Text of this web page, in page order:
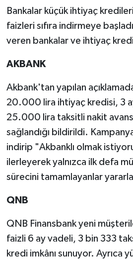
Bankalar küçük ihtiyaç
faizleri sıfıra indirmeye
veren bankalar ve ihtiyaç
AKBANK
Akbank'tan yapılan
20.000 lira ihtiyaç kredisi, 3
25.000 lira taksitli nakit avans
sağlandığı bildirildi.
indirip "Akbanklı olmak
ilerleyerek yalnızca ilk defa
sürecini tamamlayanlar
QNB
QNB Finansbank yeni
faizli 6 ay vadeli, 3 bin 333
kredi imkânı sunuyor. Ayrıca